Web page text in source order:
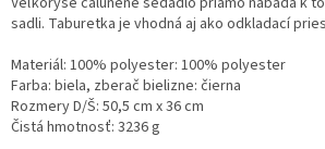
sadli. Taburetka je vhodná aj ako odkladací
Materiál: 100% polyester: 100% polyester
Farba: biela, zberač bielizne: čierna
Rozmery D/Š: 50,5 cm x 36 cm
Čistá hmotnosť: 3236 g